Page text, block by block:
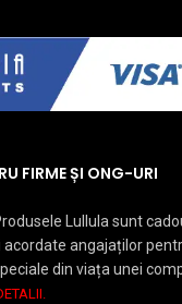
FIRME ȘI ONG-URI
Lullula sunt
acordate angajaților
din viața unei